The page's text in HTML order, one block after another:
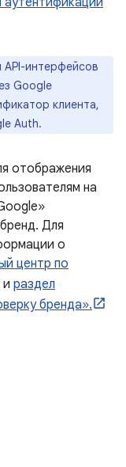
API-интерфейсов
Google
клиента,
Auth.
отображения
на
Для
о
центр по
и раздел
бренда».